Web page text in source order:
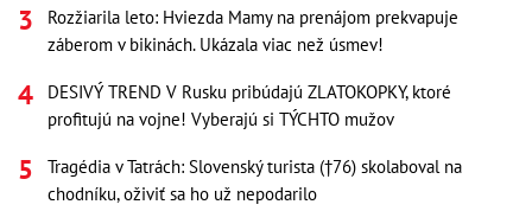
Rozžiarila leto: Hviezda Mamy na prenájom prekvapuje
záberom v bikinách. Ukázala viac než úsmev!
DESIVÝ TREND V Rusku pribúdajú ZLATOKOPKY, ktoré
profitujú na vojne! Vyberajú si TÝCHTO mužov
Tragédia v Tatrách: Slovenský turista (†76) skolaboval na
chodníku, oživiť sa ho už nepodarilo